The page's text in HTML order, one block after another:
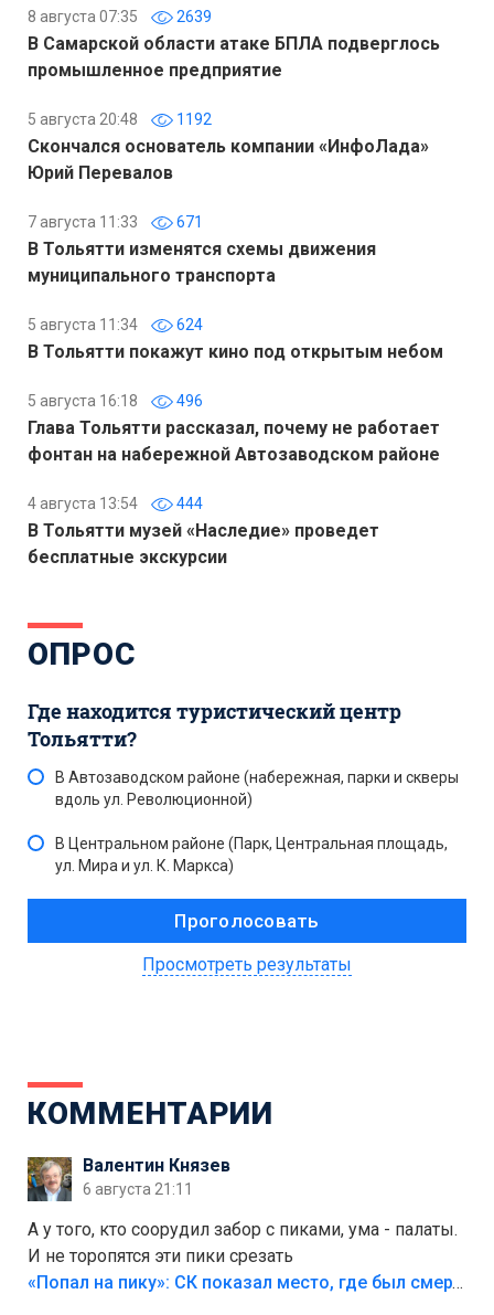
8 августа 07:35 2639
В Самарской области атаке БПЛА подверглось
промышленное предприятие
5 августа 20:48 1192
Скончался основатель компании «ИнфоЛада»
Юрий Перевалов
7 августа 11:33 671
В Тольятти изменятся схемы движения
муниципального транспорта
5 августа 11:34 624
В Тольятти покажут кино под открытым небом
5 августа 16:18 496
Глава Тольятти рассказал, почему не работает
фонтан на набережной Автозаводском районе
4 августа 13:54 444
В Тольятти музей «Наследие» проведет
бесплатные экскурсии
ОПРОС
Где находится туристический центр
Тольятти?
В Автозаводском районе (набережная, парки и скверы
вдоль ул. Революционной)
В Центральном районе (Парк, Центральная площадь,
ул. Мира и ул. К. Маркса)
Просмотреть результаты
КОММЕНТАРИИ
Валентин Князев
6 августа 21:11
А у того, кто соорудил забор с пиками, ума - палаты.
И не торопятся эти пики срезать
«Попал на пику»: СК показал место, где был смертельно травмирован ребенок в Тольятти